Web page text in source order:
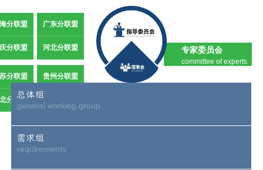
专家委员会
committee of experts
分联盟 广东分联盟
分联盟 河北分联盟
分联盟 贵州分联盟
分联盟
总体组
general working group
需求组
requlrements